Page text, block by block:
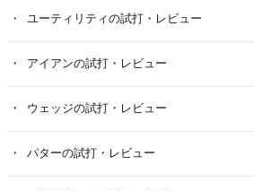
ユーティリティの試打・レビュー
アイアンの試打・レビュー
ウェッジの試打・レビュー
パターの試打・レビュー